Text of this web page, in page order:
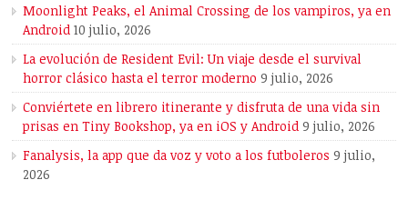
Moonlight Peaks, el Animal Crossing de los vampiros, ya en
Android 10 julio, 2026
La evolución de Resident Evil: Un viaje desde el survival
horror clásico hasta el terror moderno 9 julio, 2026
Conviértete en librero itinerante y disfruta de una vida sin
prisas en Tiny Bookshop, ya en iOS y Android 9 julio, 2026
Fanalysis, la app que da voz y voto a los futboleros 9 julio,
2026